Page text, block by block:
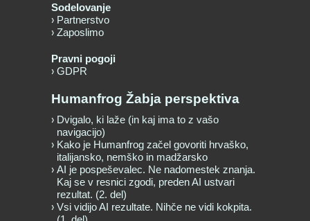
Sodelovanje
Partnerstvo
Zaposlimo
Pravni pogoji
GDPR
Humanfrog Žabja perspektiva
Dvigalo, ki laže (in kaj ima to z vašo
navigacijo)
Kako je Humanfrog začel govoriti hrvaško,
italijansko, nemško in madžarsko
AI je pospeševalec. Ne nadomestek znanja.
Kaj se v resnici zgodi, preden AI ustvari
rezultat. (2. del)
Vsi vidijo AI rezultate. Nihče ne vidi kokpita.